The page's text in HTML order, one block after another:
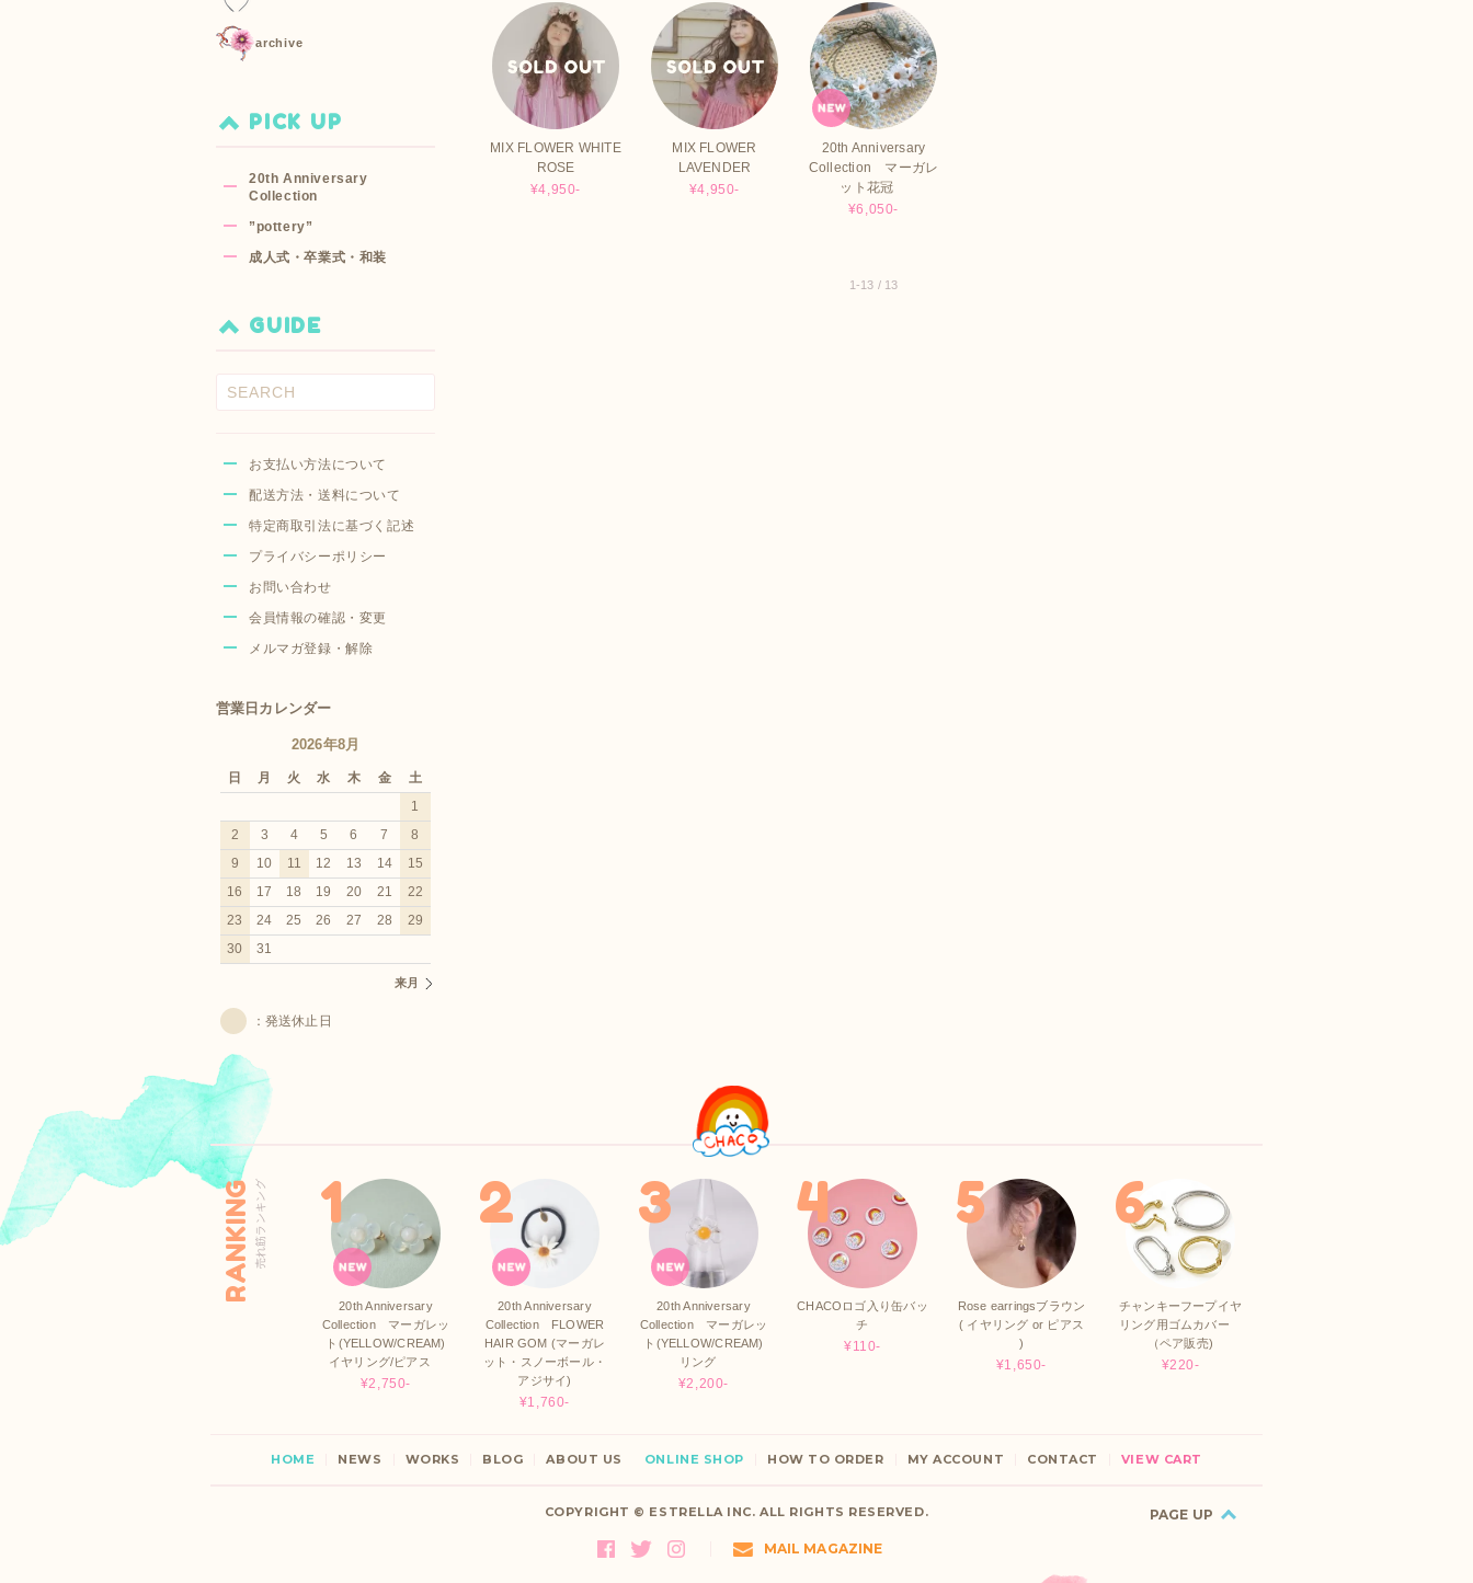
MIX FLOWER WHITE
ROSE
¥4,950-
MIX FLOWER
LAVENDER
¥4,950-
20th Anniversary
Collection マーガレ
ット花冠
¥6,050-
1-13 / 13
archive
PICK UP
20th Anniversary
Collection
”pottery”
成人式・卒業式・和装
GUIDE
お支払い方法について
配送方法・送料について
特定商取引法に基づく記述
プライバシーポリシー
お問い合わせ
会員情報の確認・変更
メルマガ登録・解除
営業日カレンダー
2026年8月
日 月 火 水 木 金
土
1
2
3 4 5 6 7
8
9
10 11 12 13 14
15
16
17 18 19 20 21
22
23
24 25 26 27 28
29
30
31
来月
：発送休止日
RANKING売れ筋ランキング
20th Anniversary
Collection マーガレッ
ト(YELLOW/CREAM)
イヤリング/ピアス
¥2,750-
20th Anniversary
Collection FLOWER
HAIR GOM (マーガレ
ット・スノーボール・
アジサイ)
¥1,760-
20th Anniversary
Collection マーガレッ
ト(YELLOW/CREAM)
リング
¥2,200-
CHACOロゴ入り缶バッ
チ
¥110-
Rose earringsブラウン
( イヤリング or ピアス
)
¥1,650-
チャンキーフープイヤ
リング用ゴムカバー
（ペア販売)
¥220-
HOME NEWS WORKS BLOG ABOUT US ONLINE SHOP HOW TO ORDER MY ACCOUNT CONTACT VIEW CART
COPYRIGHT © ESTRELLA INC. ALL RIGHTS RESERVED.
MAIL MAGAZINE
PAGE UP